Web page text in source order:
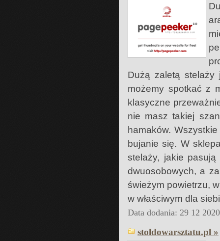
Dużą zaletą stelaży
możemy spotkać z
klasyczne
nie masz takiej
hamaków.
bujanie się. W
stelaży, jakie
dwuosobowych, a
świeżym powietrzu,
w właściwym dla
Data dodania: 29 12
stoldowarsztatu.pl »